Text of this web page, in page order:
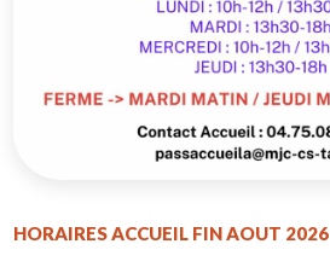
HORAIRES ACCUEIL FIN AOUT 2026